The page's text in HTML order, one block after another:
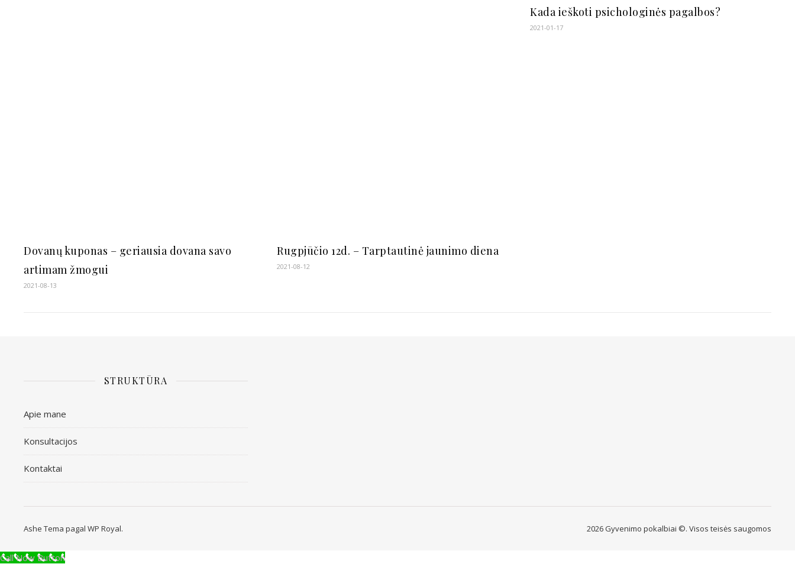
Dovanų kuponas – geriausia dovana savo
artimam žmogui
2021-08-13
Rugpjūčio 12d. – Tarptautinė jaunimo diena
2021-08-12
Kada ieškoti psichologinės pagalbos?
2021-01-17
STRUKTŪRA
Apie mane
Konsultacijos
Kontaktai
2026 Gyvenimo pokalbiai ©. Visos teisės saugomos
Ashe Tema pagal WP Royal.
Call Now Button